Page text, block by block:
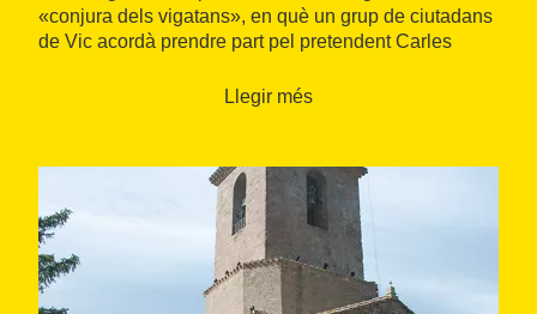
«conjura dels vigatans», en què un grup de ciutadans
de Vic acordà prendre part pel pretendent Carles
amb les potències europees que li donaven suport.
riera del Mèder i després paral·lel a la carretera fins
arribar a Santa Eulàlia de Riuprimer, un poble aïllat i
voltat de muntanyes. Aquí es trobà unmil·liari romà
senyal que pel municipi hi passava una antiga via
romana. Tot indica que es tractava de l'itinerari que
enllaçava Vic (Ausa, per als romans) amb Saragossa
Llegir més